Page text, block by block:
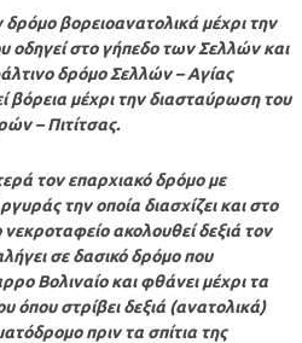
βορειοανατολικά μέχρι την
οδηγεί στο γήπεδο των Σελλών και
δρόμο Σελλών – Αγίας
βόρεια μέχρι την διασταύρωση του
– Πιτίτσας.
τον επαρχιακό δρόμο με
την οποία διασχίζει και στο
νεκροταφείο ακολουθεί δεξιά τον
σε δασικό δρόμο που
Βολιναίο και φθάνει μέχρι τα
όπου στρίβει δεξιά (ανατολικά)
πριν τα σπίτια της